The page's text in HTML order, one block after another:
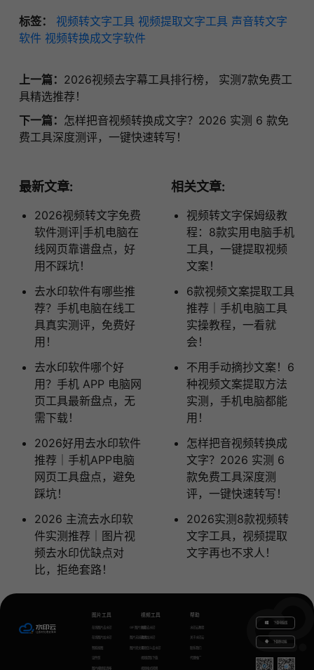
标签： 视频转文字工具 视频提取文字工具 声音转文字
软件 视频转换成文字软件
上一篇： 2026视频去字幕工具排行榜， 实测7款免费工
具精选推荐！
下一篇： 怎样把音视频转换成文字？2026 实测 6 款免
费工具深度测评，一键快速转写！
最新文章:
2026视频转文字免费
软件测评|手机电脑在
线网页靠谱盘点，好
用不踩坑！
去水印软件有哪些推
荐？手机电脑在线工
具真实测评，免费好
用！
去水印软件哪个好
用？手机 APP 电脑网
页工具最新盘点，无
需下载！
2026好用去水印软件
推荐｜手机APP电脑
网页工具盘点，避免
踩坑！
2026 主流去水印软
件实测推荐｜图片视
频去水印优缺点对
比，拒绝套路！
相关文章:
视频转文字保姆级教
程：8款实用电脑手机
工具，一键提取视频
文案！
6款视频文案提取工具
推荐｜手机电脑工具
实操教程，一看就
会！
不用手动摘抄文案！6
种视频文案提取方法
实测，手机电脑都能
用！
怎样把音视频转换成
文字？2026 实测 6
款免费工具深度测
评，一键快速转写！
2026实测8款视频转
文字工具，视频提取
文字再也不求人！
图片工具
在线图片去水印
在线图片加水印
智能抠图
证件照
图片模糊变清晰
GIF图片生成
图片无损放大
图片转文字
视频工具
视频去水印
视频加水印
视频怎么去水印
视频提取下载
视频格式转换
帮助
水印云教程
关于水印云
联系我们
代理推广
下载电脑版
下载移动端